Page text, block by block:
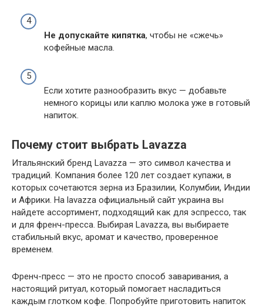
Не допускайте кипятка, чтобы не «сжечь»
кофейные масла.
Если хотите разнообразить вкус — добавьте
немного корицы или каплю молока уже в готовый
напиток.
Почему стоит выбрать Lavazza
Итальянский бренд Lavazza — это символ качества и
традиций. Компания более 120 лет создает купажи, в
которых сочетаются зерна из Бразилии, Колумбии, Индии
и Африки. На lavazza официальный сайт украина вы
найдете ассортимент, подходящий как для эспрессо, так
и для френч-пресса. Выбирая Lavazza, вы выбираете
стабильный вкус, аромат и качество, проверенное
временем.
Френч-пресс — это не просто способ заваривания, а
настоящий ритуал, который помогает насладиться
каждым глотком кофе. Попробуйте приготовить напиток